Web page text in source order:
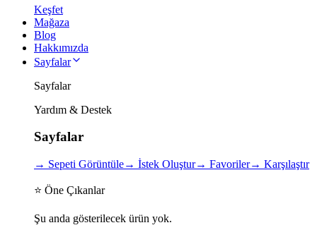
Keşfet
Mağaza
Blog
Hakkımızda
Sayfalar
Sayfalar
Yardım & Destek
Sayfalar
→ Sepeti Görüntüle→ İstek Oluştur→ Favoriler→ Karşılaştır
⭐ Öne Çıkanlar
Şu anda gösterilecek ürün yok.